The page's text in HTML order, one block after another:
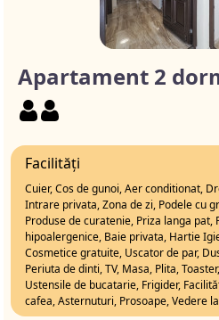
Apartament 2
Facilități
Cuier, Cos de gunoi, Aer conditionat,
Intrare privata, Zona de zi, Podele cu
Produse de curatenie, Priza langa pat,
hipoalergenice, Baie privata, Hartie
Cosmetice gratuite, Uscator de par,
Periuta de dinti, TV, Masa, Plita,
Ustensile de bucatarie, Frigider,
cafea, Asternuturi, Prosoape, Vedere